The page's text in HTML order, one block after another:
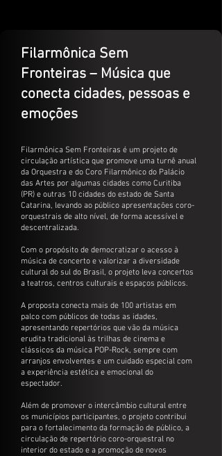
Filarmônica Sem
Fronteiras – Música que
conecta cidades, pessoas e
emoções
Filarmônica Sem Fronteiras é um projeto de
circulação artística que promove uma turnê anual
da Orquestra e do Coro Filarmônico do Palácio
das Artes por algumas cidades como Curitiba
(PR) e outras 10 cidades do estado de Santa
Catarina, levando ao público apresentações coro-
orquestrais de alto nível, de forma acessível e
descentralizada.
Com o propósito de democratizar o acesso à
música de concerto e valorizar a diversidade
cultural do sul do Brasil, o projeto leva concertos
a teatros, centros culturais e espaços públicos.
A proposta conecta mais de 100 artistas em
palco com públicos de todas as idades,
apresentando repertórios que vão da música
erudita tradicional às trilhas de cinema e
clássicos da música POP-Rock, sempre com
arranjos envolventes e um cuidado especial com
a experiência estética e emocional do
espectador.
Além de promover o intercâmbio cultural entre
os municípios participantes, o projeto contribui
para o fortalecimento da formação de público, a
circulação de repertório coro-orquestral no
interior do estado e a promoção de novos